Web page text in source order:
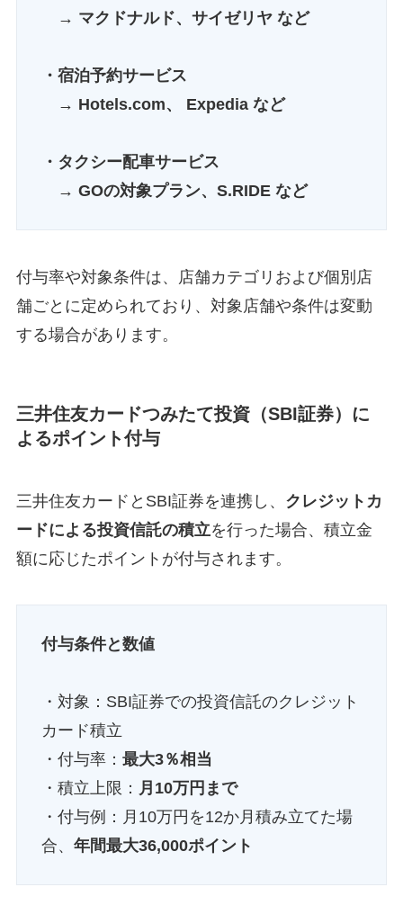
→ マクドナルド、サイゼリヤ など
・宿泊予約サービス
→ Hotels.com、 Expedia など
・タクシー配車サービス
→ GOの対象プラン、S.RIDE など
付与率や対象条件は、店舗カテゴリおよび個別店
舗ごとに定められており、対象店舗や条件は変動
する場合があります。
三井住友カードつみたて投資（SBI証券）に
よるポイント付与
三井住友カードとSBI証券を連携し、 クレジットカ
ードによる投資信託の積立を行った場合、積立金
額に応じたポイントが付与されます。
付与条件と数値
・対象：SBI証券での投資信託のクレジット
カード積立
・付与率： 最大3％相当
・積立上限： 月10万円まで
・付与例：月10万円を12か月積み立てた場
合、 年間最大36,000ポイント